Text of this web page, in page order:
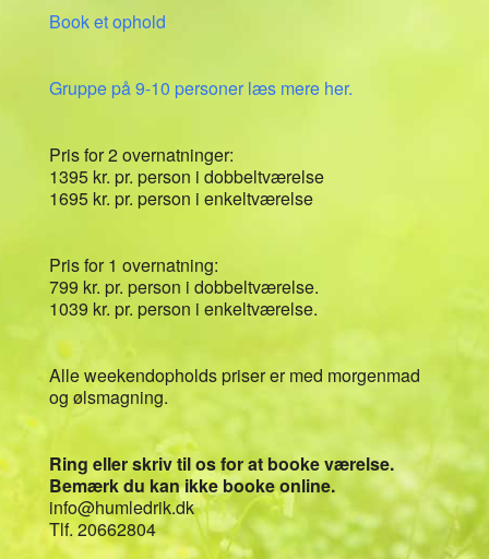
Book et ophold
Gruppe på 9-10 personer læs mere her.
Pris for 2 overnatninger:
1395 kr. pr. person i dobbeltværelse
1695 kr. pr. person i enkeltværelse
Pris for 1 overnatning:
799 kr. pr. person i dobbeltværelse.
1039 kr. pr. person i enkeltværelse.
Alle weekendopholds priser er med morgenmad
og ølsmagning.
Ring eller skriv til os for at booke værelse.
Bemærk du kan ikke booke online.
info@humledrik.dk
Tlf. 20662804